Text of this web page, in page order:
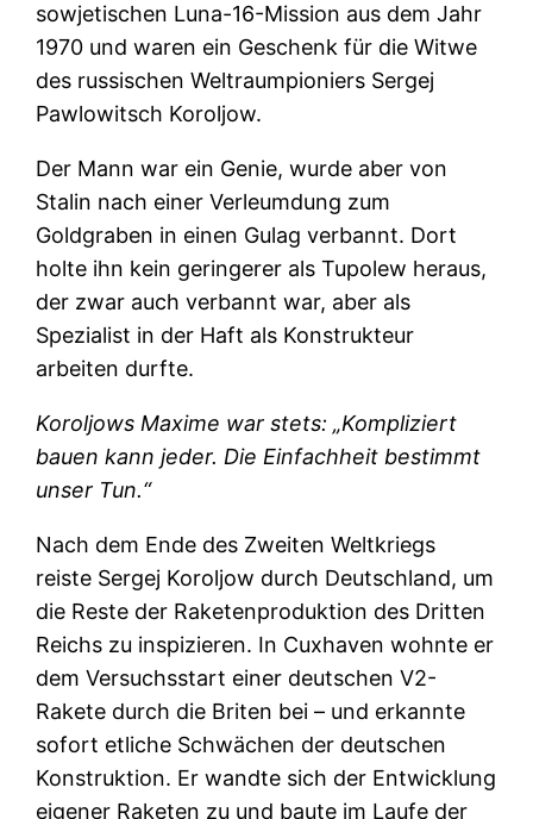
sowjetischen Luna-16-Mission aus dem Jahr
1970 und waren ein Geschenk für die Witwe
des russischen Weltraumpioniers Sergej
Pawlowitsch Koroljow.
Der Mann war ein Genie, wurde aber von
Stalin nach einer Verleumdung zum
Goldgraben in einen Gulag verbannt. Dort
holte ihn kein geringerer als Tupolew heraus,
der zwar auch verbannt war, aber als
Spezialist in der Haft als Konstrukteur
arbeiten durfte.
Koroljows Maxime war stets: „Kompliziert
bauen kann jeder. Die Einfachheit bestimmt
unser Tun.“
Nach dem Ende des Zweiten Weltkriegs
reiste Sergej Koroljow durch Deutschland, um
die Reste der Raketenproduktion des Dritten
Reichs zu inspizieren. In Cuxhaven wohnte er
dem Versuchsstart einer deutschen V2-
Rakete durch die Briten bei – und erkannte
sofort etliche Schwächen der deutschen
Konstruktion. Er wandte sich der Entwicklung
eigener Raketen zu und baute im Laufe der